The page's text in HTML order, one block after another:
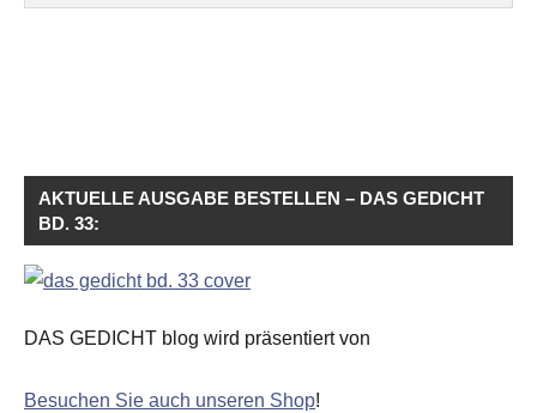
AKTUELLE AUSGABE BESTELLEN – DAS GEDICHT
BD. 33:
DAS GEDICHT blog wird präsentiert von
Besuchen Sie auch unseren Shop!